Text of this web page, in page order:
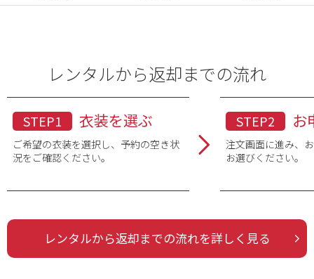
レンタルから返却までの流れ
STEP1 衣装を選ぶ
ご希望の衣装を選択し、予約の空き状
況をご確認ください。
STEP2 お
注文画面に進み、
お選びください。
レンタルから返却までの流れを詳しく見る